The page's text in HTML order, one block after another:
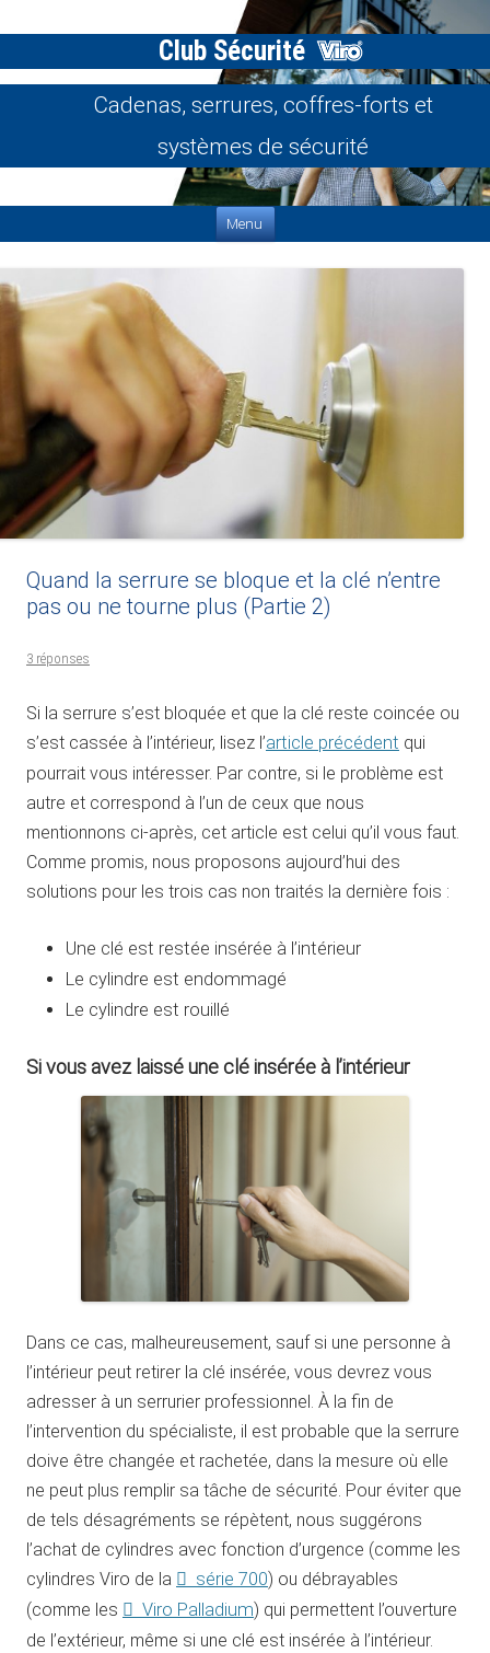
Club Sécurité
Cadenas, serrures, coffres-forts et
systèmes de sécurité
Menu
Quand la serrure se bloque et la clé n’entre
pas ou ne tourne plus (Partie 2)
3 réponses
Si la serrure s’est bloquée et que la clé reste coincée ou
s’est cassée à l’intérieur, lisez l’article précédent qui
pourrait vous intéresser. Par contre, si le problème est
autre et correspond à l’un de ceux que nous
mentionnons ci-après, cet article est celui qu’il vous faut.
Comme promis, nous proposons aujourd’hui des
solutions pour les trois cas non traités la dernière fois :
Une clé est restée insérée à l’intérieur
Le cylindre est endommagé
Le cylindre est rouillé
Si vous avez laissé une clé insérée à l’intérieur
Dans ce cas, malheureusement, sauf si une personne à
l’intérieur peut retirer la clé insérée, vous devrez vous
adresser à un serrurier professionnel. À la fin de
l’intervention du spécialiste, il est probable que la serrure
doive être changée et rachetée, dans la mesure où elle
ne peut plus remplir sa tâche de sécurité. Pour éviter que
de tels désagréments se répètent, nous suggérons
l’achat de cylindres avec fonction d’urgence (comme les
cylindres Viro de la
série 700) ou débrayables
(comme les
Viro Palladium) qui permettent l’ouverture
de l’extérieur, même si une clé est insérée à l’intérieur.